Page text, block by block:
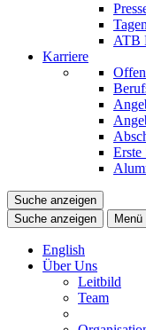
ATB
Karriere
Erste
Suche anzeigen
Suche anzeigen
Menü
English
Über Uns
Leitbild
Team